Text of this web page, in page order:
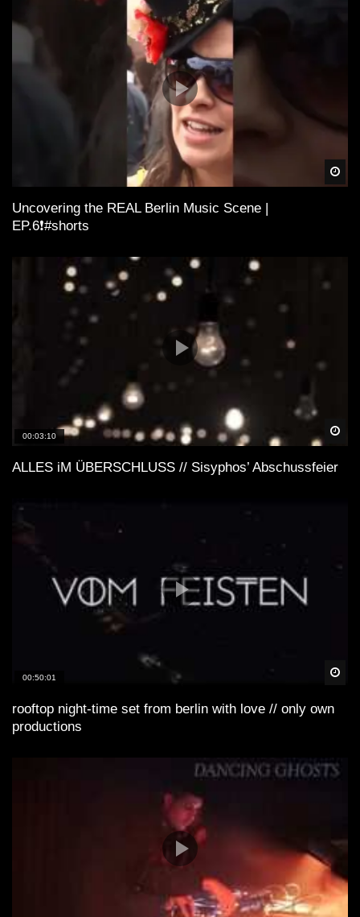
Uncovering the REAL Berlin Music Scene |
EP.6❗️#shorts
00:03:10
ALLES iM ÜBERSCHLUSS // Sisyphos’ Abschussfeier
00:50:01
rooftop night-time set from berlin with love // only own
productions